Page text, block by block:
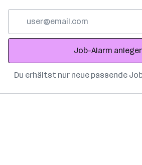
Adresse
Job-Alarm
Du erhältst nur neue passende